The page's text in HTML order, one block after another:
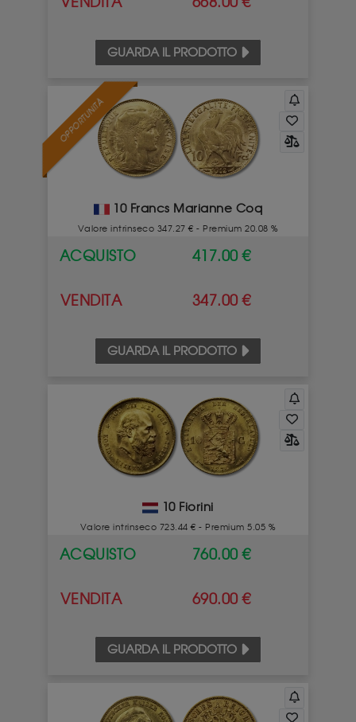
GUARDA IL PRODOTTO
OPPORTUNITÀ
10 Francs Marianne Coq
Valore intrinseco 347.27 € - Premium 20.08 %
ACQUISTO 417.00 €
VENDITA 347.00 €
GUARDA IL PRODOTTO
10 Fiorini
Valore intrinseco 723.44 € - Premium 5.05 %
ACQUISTO 760.00 €
VENDITA 690.00 €
GUARDA IL PRODOTTO